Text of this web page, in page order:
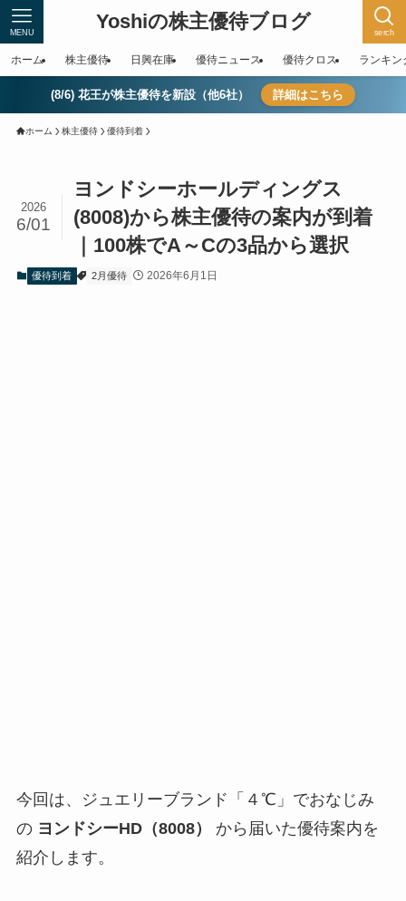
Yoshiの株主優待ブログ serch
MENU
ホーム 株主優待 日興在庫 優待ニュース 優待クロス ランキン
(8/6) 花王が株主優待を新設（他6社） 詳細はこちら
ホーム 株主優待 優待到着
ヨンドシーホールディングス
(8008)から株主優待の案内が到着
｜100株でA～Cの3品から選択
2026
6/01
優待到着 2月優待 2026年6月1日
今回は、ジュエリーブランド「４℃」でおなじみ
の ヨンドシーHD（8008）
から届いた優待案内を
紹介します。